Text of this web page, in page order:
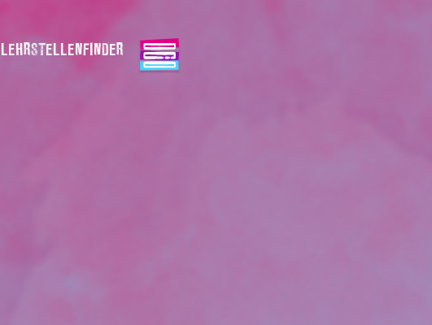
LEHRSTELLENFINDER